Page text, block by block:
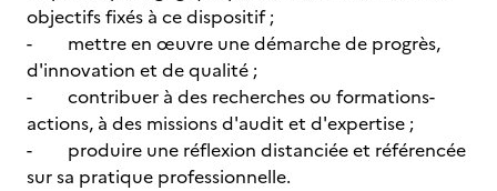
objectifs fixés à ce dispositif ;
- mettre en œuvre une démarche de progrès,
d'innovation et de qualité ;
- contribuer à des recherches ou formations-
actions, à des missions d'audit et d'expertise ;
- produire une réflexion distanciée et référencée
sur sa pratique professionnelle.